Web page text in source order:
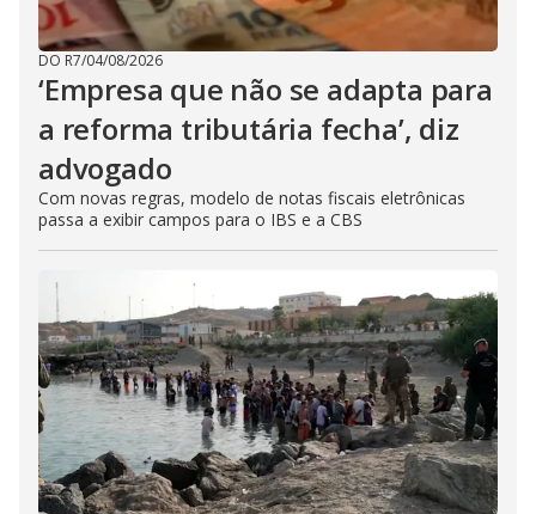
DO R7/04/08/2026
‘Empresa que não se adapta para
a reforma tributária fecha’, diz
advogado
Com novas regras, modelo de notas fiscais eletrônicas
passa a exibir campos para o IBS e a CBS